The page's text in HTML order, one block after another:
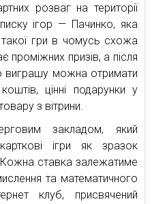
розваг на території
ігор — Пачинко, яка
гри в чомусь схожа
проміжних призів, а після
виграшу можна отримати
цінні подарунки у
з вітрини.
закладом, який
ігри як зразок
Кожна ставка залежатиме
та математичного
клуб, присвячений